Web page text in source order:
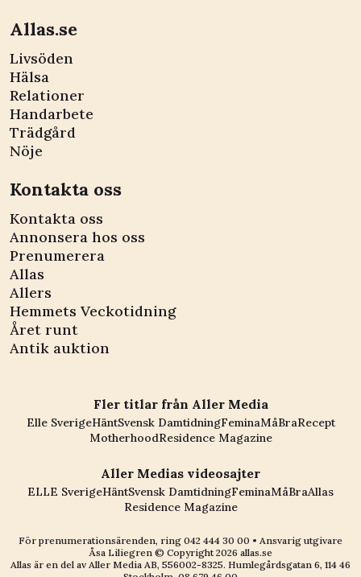
Allas.se
Livsöden
Hälsa
Relationer
Handarbete
Trädgård
Nöje
Kontakta oss
Kontakta oss
Annonsera hos oss
Prenumerera
Allas
Allers
Hemmets Veckotidning
Året runt
Antik auktion
Fler titlar från Aller Media
Elle SverigeHäntSvensk DamtidningFeminaMåBraRecept
MotherhoodResidence Magazine
Aller Medias videosajter
ELLE SverigeHäntSvensk DamtidningFeminaMåBraAllas
Residence Magazine
För prenumerationsärenden, ring 042 444 30 00 • Ansvarig utgivare
Åsa Liliegren © Copyright2026 allas.se
Allas är en del av Aller Media AB, 556002-8325. Humlegårdsgatan 6, 114 46